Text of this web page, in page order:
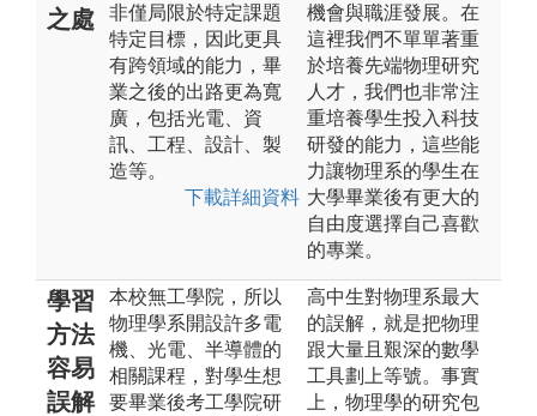
之處
非僅局限於特定課題
特定目標，因此更具
有跨領域的能力，畢
業之後的出路更為寬
廣，包括光電、資
訊、工程、設計、製
造等。
下載詳細資料
機會與職涯發展。在
這裡我們不單單著重
於培養先端物理研究
人才，我們也非常注
重培養學生投入科技
研發的能力，這些能
力讓物理系的學生在
大學畢業後有更大的
自由度選擇自己喜歡
的專業。
學習
方法
容易
誤解
本校無工學院，所以
物理學系開設許多電
機、光電、半導體的
相關課程，對學生想
要畢業後考工學院研
高中生對物理系最大
的誤解，就是把物理
跟大量且艱深的數學
工具劃上等號。事實
上，物理學的研究包